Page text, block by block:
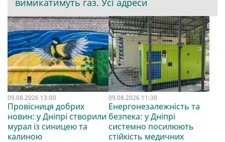
вимикатимуть газ. Усі адреси
09.08.2026 13:00
Провісниця добрих
новин: у Дніпрі створили
мурал із синицею та
калиною
09.08.2026 11:30
Енергонезалежність та
безпека: у Дніпрі
системно посилюють
стійкість медичних